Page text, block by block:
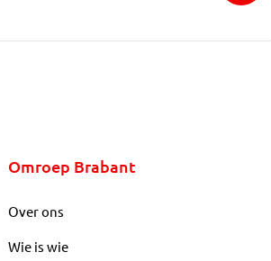
Omroep Brabant
Over ons
Wie is wie